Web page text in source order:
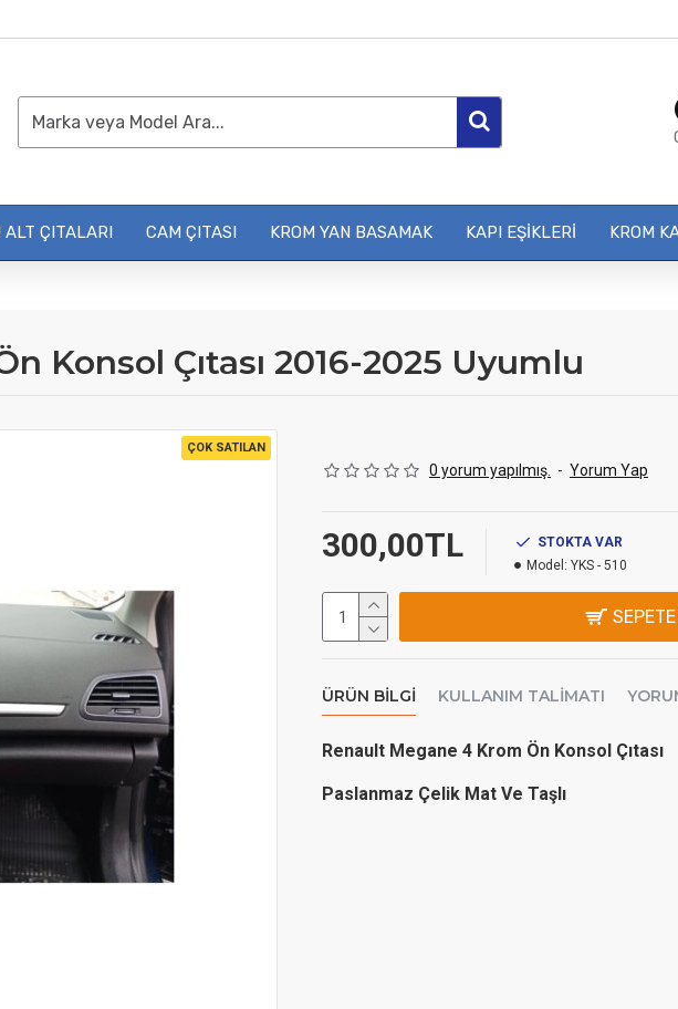
ALT ÇITALARI CAM ÇITASI KROM YAN BASAMAK KAPI EŞIKLERI KROM
Konsol Çıtası 2016-2025 Uyumlu
ÇOK SATILAN
0 yorum yapılmış. - Yorum Yap
300,00TL
STOKTA VAR
Model: YKS - 510
ÜRÜN BILGI KULLANIM TALIMATI
Renault Megane 4 Krom Ön Konsol Çıtası
Paslanmaz Çelik Mat Ve Taşlı